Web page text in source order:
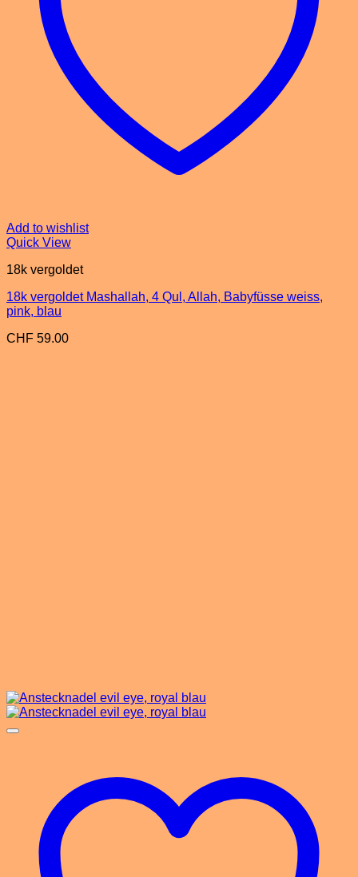
Add to wishlist
Quick View
18k vergoldet
18k vergoldet Mashallah, 4 Qul, Allah, Babyfüsse weiss,
pink, blau
CHF 59.00